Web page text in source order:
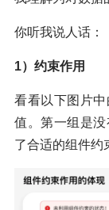
你听我说人话：
1）约束作用
看看以下图片
值。第一组是
了合适的组件约